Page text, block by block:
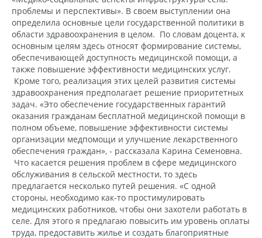
проблемы и перспективы». В своем выступлении она
определила основные цели государственной политики в
области здравоохранения в целом. По словам доцента, к
основным целям здесь относят формирование системы,
обеспечивающей доступность медицинской помощи, а
также повышение эффективности медицинских услуг.
Кроме того, реализация этих целей развития системы
здравоохранения предполагает решение приоритетных
задач. «Это обеспечение государственных гарантий
оказания гражданам бесплатной медицинской помощи в
полном объеме, повышение эффективности системы
организации медпомощи и улучшение лекарственного
обеспечения граждан», - рассказала Карина Семеновна.
Что касается решения проблем в сфере медицинского
обслуживания в сельской местности, то здесь
предлагается несколько путей решения. «С одной
стороны, необходимо как-то простимулировать
медицинских работников, чтобы они захотели работать в
селе. Для этого я предлагаю повысить им уровень оплаты
труда, предоставить жилье и создать благоприятные